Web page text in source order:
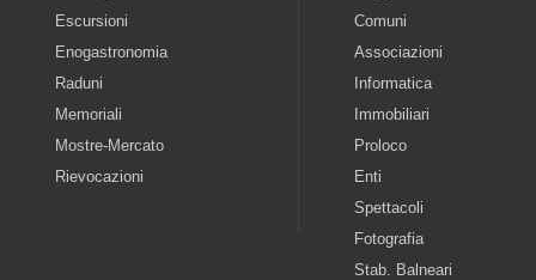
Escursioni
Enogastronomia
Raduni
Memoriali
Mostre-Mercato
Rievocazioni
Comuni
Associazioni
Informatica
Immobiliari
Proloco
Enti
Spettacoli
Fotografia
Stab. Balneari